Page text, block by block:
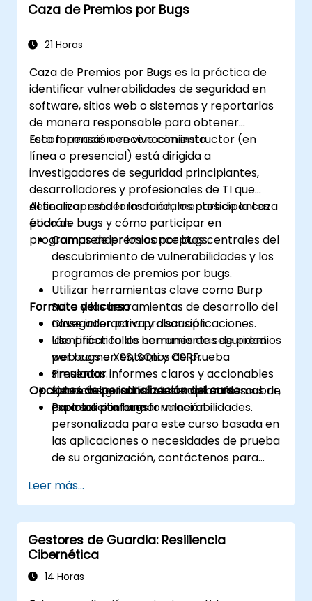
Caza de Premios por Bugs
21 Horas
Caza de Premios por Bugs es la práctica de
identificar vulnerabilidades de seguridad en
software, sitios web o sistemas y reportarlas
de manera responsable para obtener
recompensas o reconocimiento.
Esta formación en vivo con instructor (en
línea o presencial) está dirigida a
investigadores de seguridad principiantes,
desarrolladores y profesionales de TI que
desean aprender los fundamentos de la caza
ética de bugs y cómo participar en
programas de premios por bugs.
Al finalizar esta formación, los participantes
podrán:
Comprender los conceptos centrales del
descubrimiento de vulnerabilidades y los
programas de premios por bugs.
Utilizar herramientas clave como Burp
Suite y las herramientas de desarrollo del
navegador para probar aplicaciones.
Identificar fallos comunes de seguridad
web como XSS, SQLi y CSRF.
Presentar informes claros y accionables
sobre vulnerabilidades en plataformas de
premios por bugs.
Formato del curso
Clase interactiva y discusión.
Uso práctico de herramientas de premios
por bugs en entornos de prueba
simulados.
Ejercicios guiados centrados en descubrir,
explotar e informar vulnerabilidades.
Opciones de personalización del curso
Para solicitar una formación
personalizada para este curso basada en
las aplicaciones o necesidades de prueba
de su organización, contáctenos para
Leer más...
Gestores de Guardia: Resiliencia
Cibernética
14 Horas